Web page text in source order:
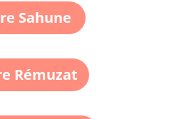
Sahune
Rémuzat